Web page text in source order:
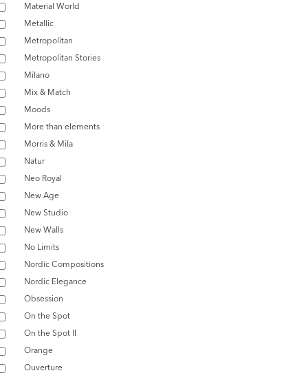
Material World
Metallic
Metropolitan
Metropolitan Stories
Milano
Mix & Match
Moods
More than elements
Morris & Mila
Natur
Neo Royal
New Age
New Studio
New Walls
No Limits
Nordic Compositions
Nordic Elegance
Obsession
On the Spot
On the Spot II
Orange
Ouverture